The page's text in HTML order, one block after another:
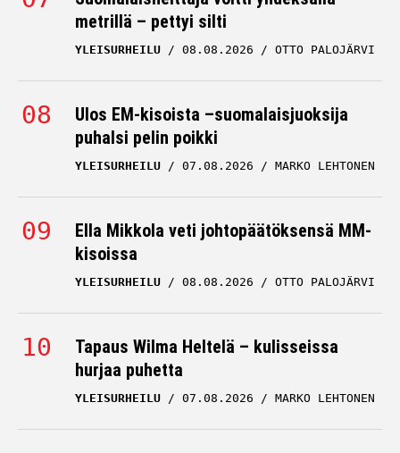
metrillä – pettyi silti
YLEISURHEILU 08.08.2026 OTTO PALOJÄRVI
Ulos EM-kisoista –suomalaisjuoksija
puhalsi pelin poikki
YLEISURHEILU 07.08.2026 MARKO LEHTONEN
Ella Mikkola veti johtopäätöksensä MM-
kisoissa
YLEISURHEILU 08.08.2026 OTTO PALOJÄRVI
Tapaus Wilma Heltelä – kulisseissa
hurjaa puhetta
YLEISURHEILU 07.08.2026 MARKO LEHTONEN